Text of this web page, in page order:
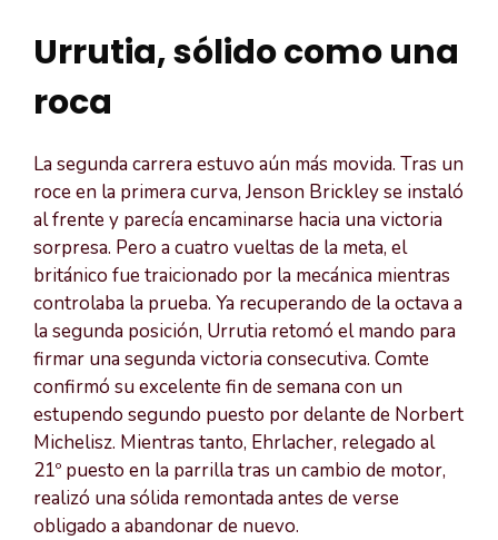
Urrutia, sólido como una
roca
La segunda carrera estuvo aún más movida. Tras un
roce en la primera curva, Jenson Brickley se instaló
al frente y parecía encaminarse hacia una victoria
sorpresa. Pero a cuatro vueltas de la meta, el
británico fue traicionado por la mecánica mientras
controlaba la prueba. Ya recuperando de la octava a
la segunda posición, Urrutia retomó el mando para
firmar una segunda victoria consecutiva. Comte
confirmó su excelente fin de semana con un
estupendo segundo puesto por delante de Norbert
Michelisz. Mientras tanto, Ehrlacher, relegado al
21º puesto en la parrilla tras un cambio de motor,
realizó una sólida remontada antes de verse
obligado a abandonar de nuevo.